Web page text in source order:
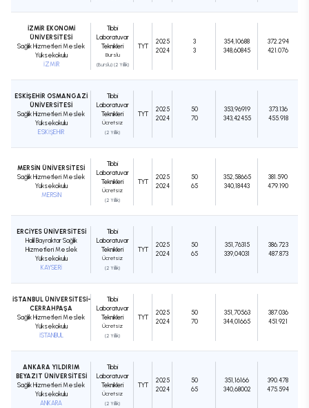
İZMİR EKONOMİ
ÜNİVERSİTESİ
Sağlık Hizmetleri Meslek
Yüksekokulu
İZMİR
Tıbbi
Laboratuvar
Teknikleri
Burslu
(Burslu) (2 Yıllık)
TYT
2025
2024
3
3
354,10688
348,60845
372.294
421.076
ESKİŞEHİR OSMANGAZİ
ÜNİVERSİTESİ
Sağlık Hizmetleri Meslek
Yüksekokulu
ESKİŞEHİR
Tıbbi
Laboratuvar
Teknikleri
Ücretsiz
(2 Yıllık)
TYT
2025
2024
50
70
353,96919
343,42455
373.136
455.918
MERSİN ÜNİVERSİTESİ
Sağlık Hizmetleri Meslek
Yüksekokulu
MERSİN
Tıbbi
Laboratuvar
Teknikleri
Ücretsiz
(2 Yıllık)
TYT
2025
2024
50
65
352,58665
340,18443
381.590
479.190
ERCİYES ÜNİVERSİTESİ
Halil Bayraktar Sağlık
Hizmetleri Meslek
Yüksekokulu
KAYSERİ
Tıbbi
Laboratuvar
Teknikleri
Ücretsiz
(2 Yıllık)
TYT
2025
2024
50
65
351,76315
339,04031
386.723
487.873
İSTANBUL ÜNİVERSİTESİ-
CERRAHPAŞA
Sağlık Hizmetleri Meslek
Yüksekokulu
İSTANBUL
Tıbbi
Laboratuvar
Teknikleri
Ücretsiz
(2 Yıllık)
TYT
2025
2024
50
70
351,70563
344,01665
387.036
451.921
ANKARA YILDIRIM
BEYAZIT ÜNİVERSİTESİ
Sağlık Hizmetleri Meslek
Yüksekokulu
ANKARA
Tıbbi
Laboratuvar
Teknikleri
Ücretsiz
(2 Yıllık)
TYT
2025
2024
50
65
351,16166
340,68002
390.478
475.594